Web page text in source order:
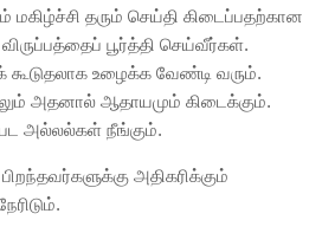
மகிழ்ச்சி தரும் செய்தி கிடைப்பதற்கான
பூர்த்தி செய்வீர்கள்.
உழைக்க வேண்டி வரும்.
அதனால் ஆதாயமும் கிடைக்கும்.
அல்லல்கள் நீங்கும்.
அதிகரிக்கும்